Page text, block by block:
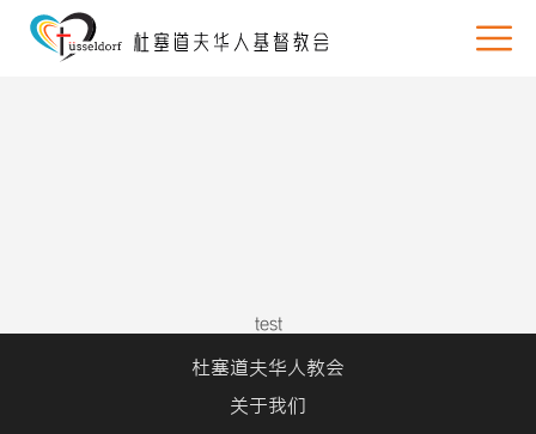
test
杜塞道夫华人教会
关于我们